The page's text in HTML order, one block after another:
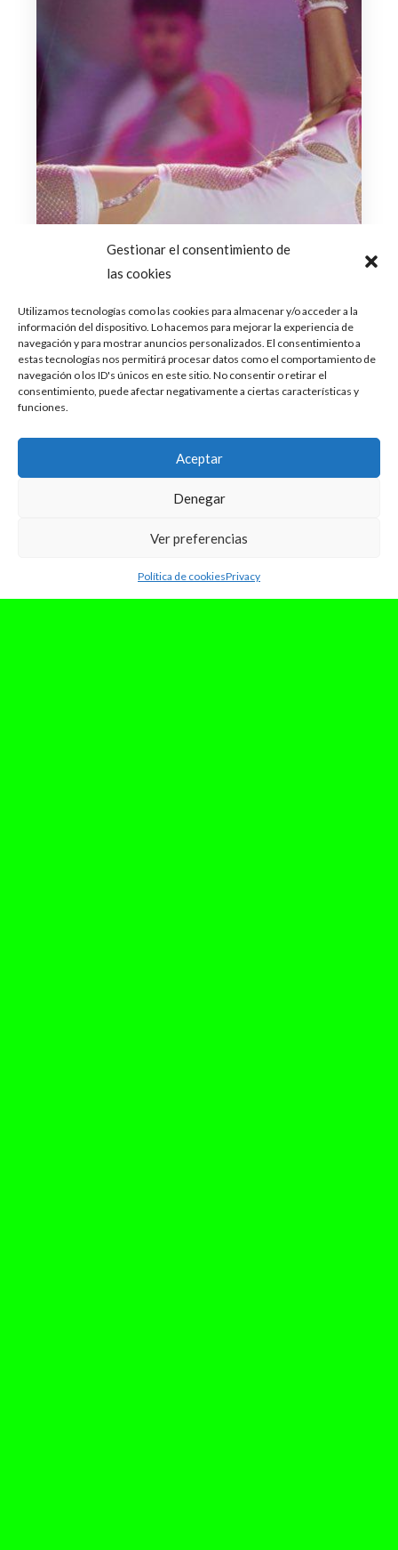
Gestionar el consentimiento de
las cookies
Utilizamos tecnologías como las cookies para almacenar y/o acceder a la
información del dispositivo. Lo hacemos para mejorar la experiencia de
navegación y para mostrar anuncios personalizados. El consentimiento a
estas tecnologías nos permitirá procesar datos como el comportamiento de
navegación o los ID's únicos en este sitio. No consentir o retirar el
consentimiento, puede afectar negativamente a ciertas características y
funciones.
Aceptar
Denegar
Ver preferencias
Política de cookiesPrivacy